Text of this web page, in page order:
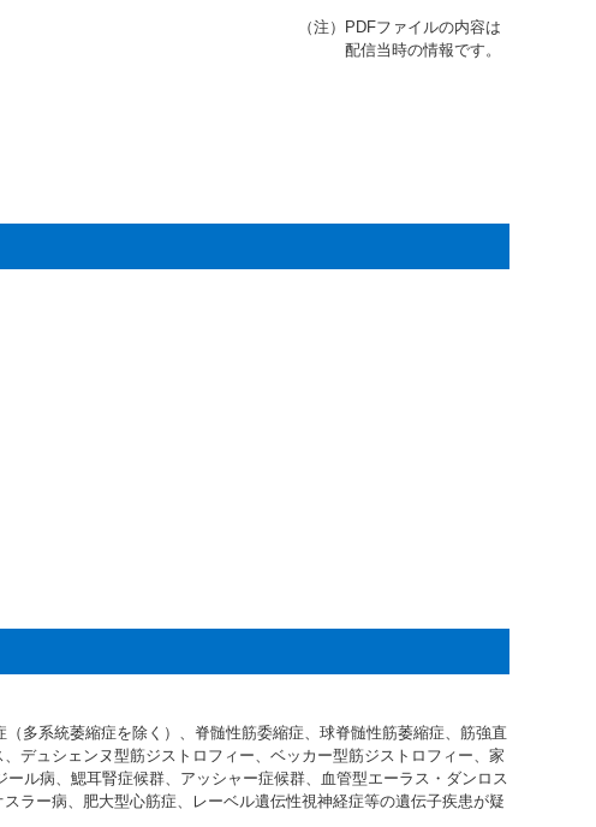
（注）
PDFファイルの内容は
配信当時の情報です。
多系統萎縮症を除く）、脊髄性筋委縮症、球脊髄性筋萎縮症、筋強直
デュシェンヌ型筋ジストロフィー、ベッカー型筋ジストロフィー、家
ル病、鰓耳腎症候群、アッシャー症候群、血管型エーラス・ダンロス
ラー病、肥大型心筋症、レーベル遺伝性視神経症等の遺伝子疾患が疑